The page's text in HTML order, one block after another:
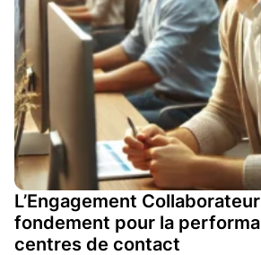
L’Engagement
fondement pour la
centres de contact